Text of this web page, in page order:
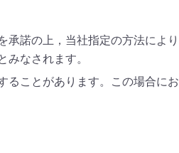
諾の上，当社指定の方法により
なされます。
ることがあります。この場合にお